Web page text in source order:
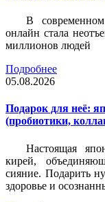
В
онлайн стала
миллионов людей
Подробнее
05.08.2026
Подарок для неё:
(пробиотики,
Настоящая
кирей,
сияние. Подарить
здоровье и